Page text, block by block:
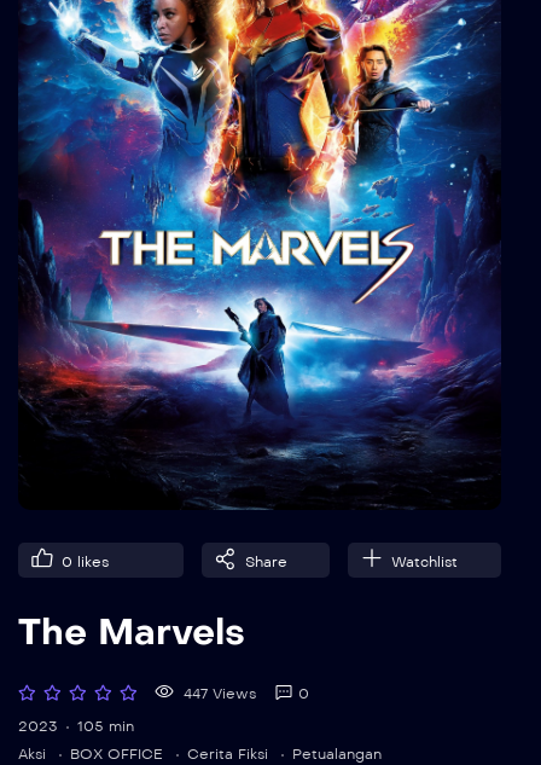
0 likes Share Watchlist
The Marvels
447 Views
0
2023
105 min
Aksi
BOX OFFICE Cerita Fiksi Petualangan